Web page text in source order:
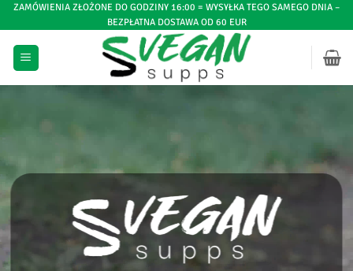
Przejdź
do
treści
ZAMÓWIENIA ZŁOŻONE DO GODZINY 16:00 = WYSYŁKA TEGO SAMEGO DNIA –
BEZPŁATNA DOSTAWA OD 60 EUR